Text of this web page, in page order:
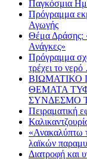
Παγκόσμια
Πρόγραμμα
Αγωγής
Θέμα Δράσης:
Ανάγκες»
Πρόγραμμα
τρέχει το
ΒΙΩΜΑΤΙΚΟ
ΘΕΜΑΤΑ
ΣΥΝΔΕΣΜΟ
Πειραματική
«Ανακαλύπτω
λαϊκών
Διατροφή και